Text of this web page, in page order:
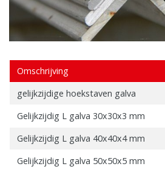
Omschrijving
gelijkzijdige hoekstaven galva
Gelijkzijdig L galva 30x30x3 mm
Gelijkzijdig L galva 40x40x4 mm
Gelijkzijdig L galva 50x50x5 mm